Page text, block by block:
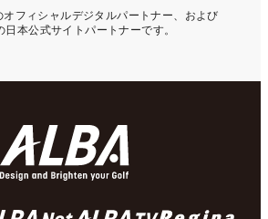
フィシャルデジタルパートナー、および
日本公式サイトパートナーです。